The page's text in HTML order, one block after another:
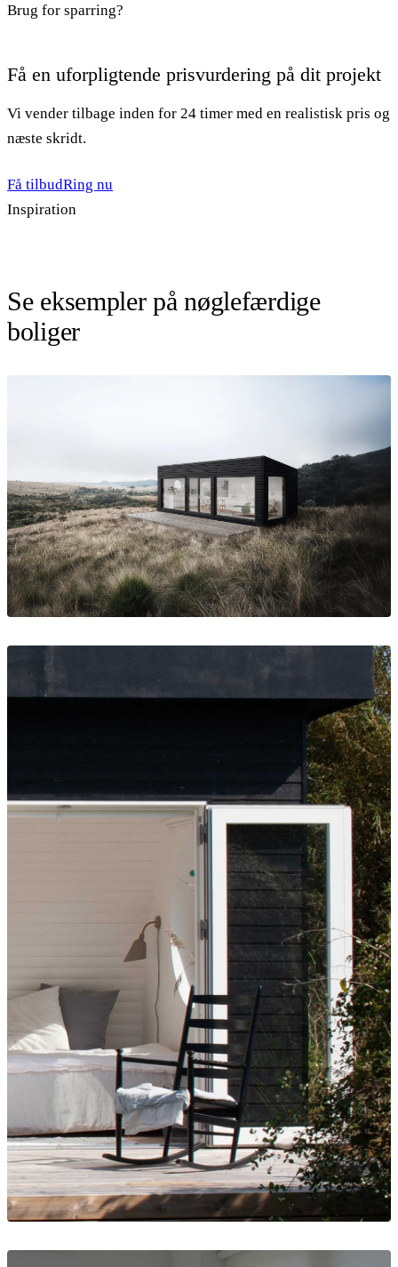
Brug for sparring?
Få en uforpligtende prisvurdering på dit projekt
Vi vender tilbage inden for 24 timer med en realistisk pris og
næste skridt.
Få tilbudRing nu
Inspiration
Se eksempler på nøglefærdige
boliger